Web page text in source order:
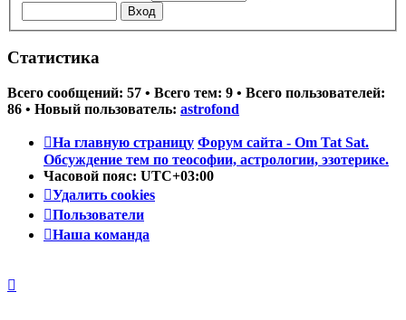
Статистика
Всего сообщений: 57 • Всего тем: 9 • Всего пользователей:
86 • Новый пользователь: astrofond
На главную страницу Форум сайта - Om Tat Sat.
Обсуждение тем по теософии, астрологии, эзотерике.
Часовой пояс: UTC+03:00
Удалить cookies
Пользователи
Наша команда